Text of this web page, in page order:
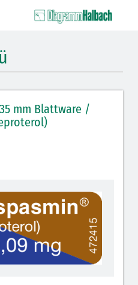
(orange schraffiert)
Kopfbalken)
schraffiert)
mm Blattware /